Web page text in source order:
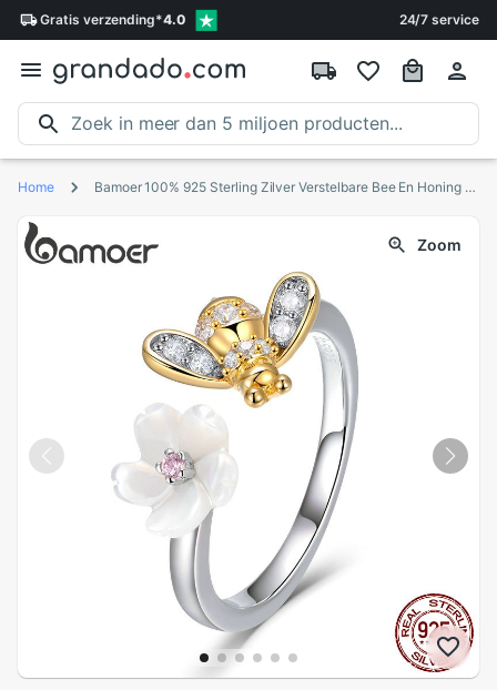
Gratis verzending*4.0 24/7 service
Home Bamoer 100% 925 Sterling Zilver Verstelbare Bee En Honing Bloem Zoete Wens Vinger Ringen Voor Vrouwen Party Zilveren Sieraden BSR013
Zoom